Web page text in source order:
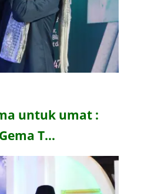
untuk umat :
T…